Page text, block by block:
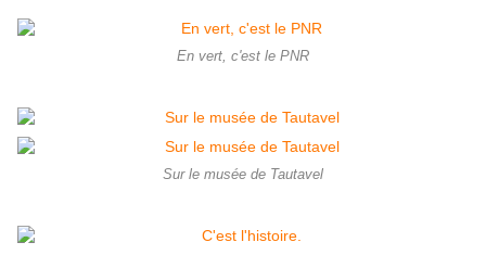
En vert, c'est le PNR
Sur le musée de Tautavel